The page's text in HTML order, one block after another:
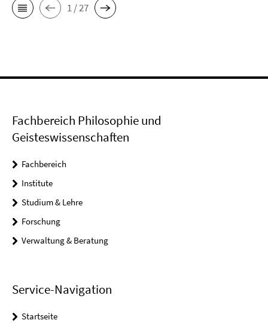
1 / 27
Fachbereich Philosophie und
Geisteswissenschaften
Fachbereich
Institute
Studium & Lehre
Forschung
Verwaltung & Beratung
Service-Navigation
Startseite